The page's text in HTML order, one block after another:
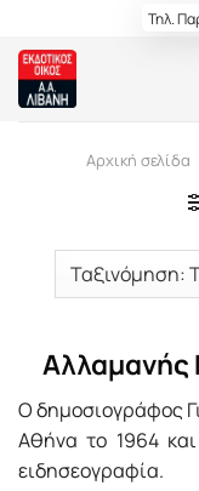
content
Τηλ.
Αρχική σελίδα
Αλλαμανής
Ο δημοσιογράφος
Αθήνα το 1964
ειδησεογραφία.